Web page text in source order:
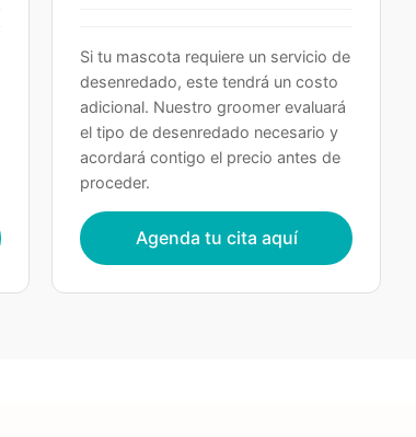
Si tu mascota requiere un servicio de
desenredado, este tendrá un costo
adicional. Nuestro groomer evaluará
el tipo de desenredado necesario y
acordará contigo el precio antes de
proceder.
Agenda tu cita aquí